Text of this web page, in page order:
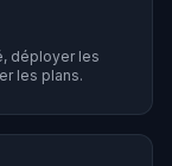
déployer les
les plans.